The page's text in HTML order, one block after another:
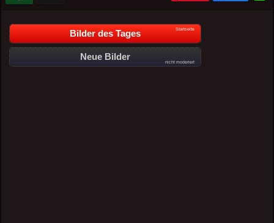
Bilder des Tages Startseite
Neue Bilder
nicht moderiert